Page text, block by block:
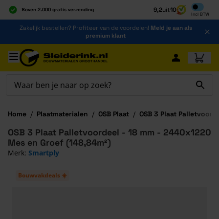
Boven 2.000 gratis verzending
Al 40 jaar dé specialist
Alles onder één dak
9,2uit10
Incl BTW
Inclusief
Ga naar de inhoud
Zakelijk bestellen? Profiteer van de voordelen! Meld je aan als
premium klant
Ga naar hoofdinhoud
Home / Plaatmaterialen / OSB Plaat / OSB 3 Plaat
Bouwvakdeals ☀️
OSB 3 Plaat Palletvoordeel - 18 mm - 2440x1220
Mes en Groef (148,84m²)
Merk: Smartply